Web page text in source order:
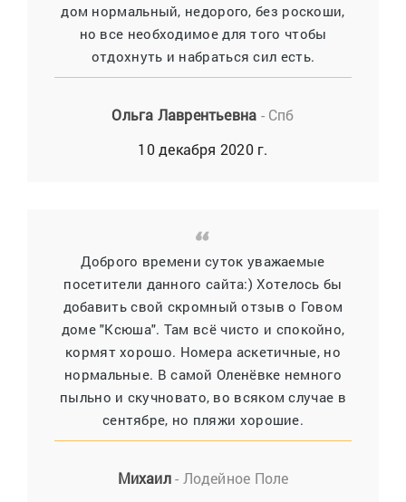
дом нормальный, недорого, без роскоши,
но все необходимое для того чтобы
отдохнуть и набраться сил есть.
Ольга Лаврентьевна - Спб
10 декабря 2020 г.
Доброго времени суток уважаемые
посетители данного сайта:) Хотелось бы
добавить свой скромный отзыв о Говом
доме "Ксюша". Там всё чисто и спокойно,
кормят хорошо. Номера аскетичные, но
нормальные. В самой Оленёвке немного
пыльно и скучновато, во всяком случае в
сентябре, но пляжи хорошие.
Михаил- Лодейное Поле